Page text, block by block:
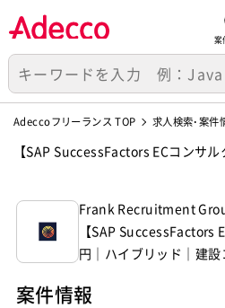
案
Adeccoフリーランス TOP 求人検索･案件
【SAP SuccessFactors ECコンサ
ecruitment Group 株式会社】
Frank Recruitment
【SAP SuccessFactors
円｜ハイブリッド｜建
案件情報